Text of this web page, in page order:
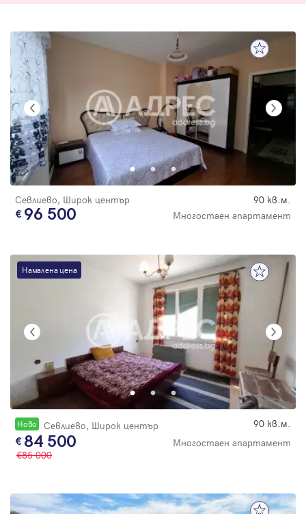
Севлиево, Широк център 90 кв.м.
96 500 Многостаен апартамент
Намалена цена
Новo Севлиево, Широк център 90 кв.м.
84 500
Многостаен апартамент
85 000